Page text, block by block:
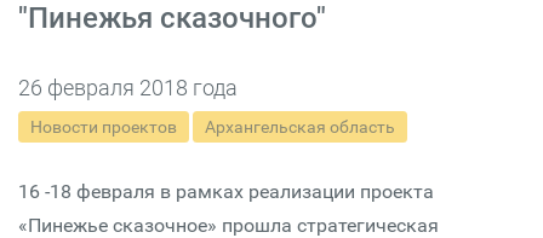
"Пинежья сказочного"
26 февраля 2018 года
Новости проектов Архангельская область
16 -18 февраля в рамках реализации проекта
«Пинежье сказочное» прошла стратегическая